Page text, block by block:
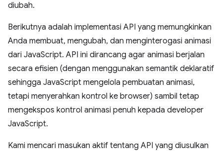
diubah.
Berikutnya adalah implementasi API yang memungkinkan
Anda membuat, mengubah, dan menginterogasi animasi
dari JavaScript. API ini dirancang agar animasi berjalan
secara efisien (dengan menggunakan semantik deklaratif
sehingga JavaScript mengelola pembuatan animasi,
tetapi menyerahkan kontrol ke browser) sambil tetap
mengekspos kontrol animasi penuh kepada developer
JavaScript.
Kami mencari masukan aktif tentang API yang diusulkan